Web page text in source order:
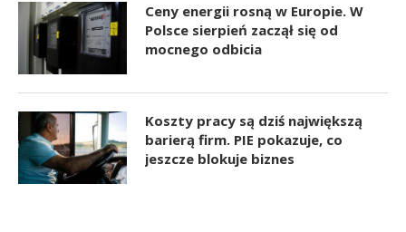
Ceny energii rosną w Europie. W
Polsce sierpień zaczął się od
mocnego odbicia
Koszty pracy są dziś największą
barierą firm. PIE pokazuje, co
jeszcze blokuje biznes